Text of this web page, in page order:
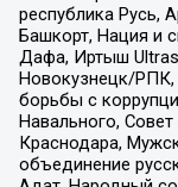
республика Русь,
Башкорт, Нация и
Дафа, Иртыш
Новокузнецк/
борьбы с
Навального,
Краснодара,
объединение